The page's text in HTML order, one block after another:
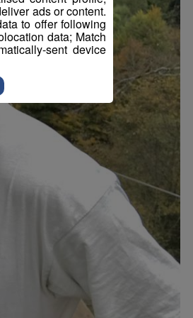
ads or content.
to offer following
data; Match
sent device